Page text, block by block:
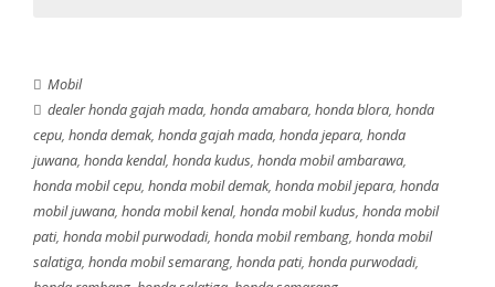
Mobil
dealer honda gajah mada, honda amabara, honda blora, honda
cepu, honda demak, honda gajah mada, honda jepara, honda
juwana, honda kendal, honda kudus, honda mobil ambarawa,
honda mobil cepu, honda mobil demak, honda mobil jepara, honda
mobil juwana, honda mobil kenal, honda mobil kudus, honda mobil
pati, honda mobil purwodadi, honda mobil rembang, honda mobil
salatiga, honda mobil semarang, honda pati, honda purwodadi,